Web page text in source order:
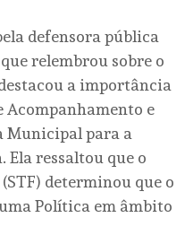
defensora pública
relembrou sobre o
a importância
Acompanhamento e
Municipal para a
Ela ressaltou que o
determinou que o
Política em âmbito